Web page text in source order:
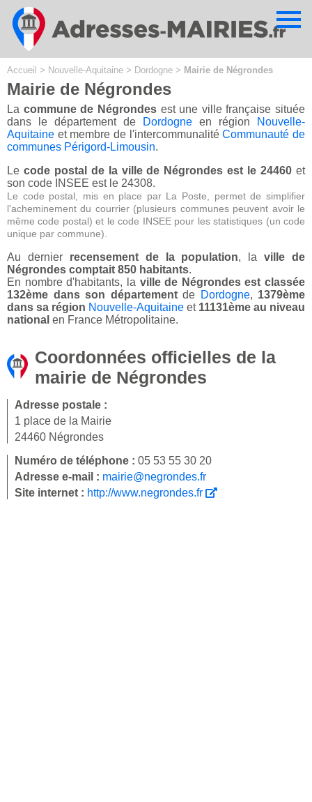
Accueil > Nouvelle-Aquitaine > Dordogne > Mairie de Négrondes
Mairie de Négrondes
La commune de Négrondesest une ville française située
dans le département de
Dordogne en région
Nouvelle-
Aquitaine et membre de l'intercommunalitéCommunauté de
communes Périgord-Limousin.
Le code postal de la ville de Négrondes est le 24460 et
son code INSEE est le 24308.
Le code postal, mis en place par La Poste, permet de simplifier
l'acheminement du courrier (plusieurs communes peuvent avoir le
même code postal) et le code INSEE pour les statistiques (un code
unique par commune).
Au dernier recensement de la population, laville de
Négrondes comptait 850 habitants.
En nombre d'habitants, la ville de Négrondes est classée
132ème dans son départementde Dordogne, 1379ème
dans sa région Nouvelle-Aquitaine et 11131ème au niveau
national en France Métropolitaine.
Coordonnées officielles de la
mairie de Négrondes
Adresse postale :
1 place de la Mairie
24460 Négrondes
Numéro de téléphone : 05 53 55 30 20
Adresse e-mail : mairie@negrondes.fr
Site internet : http://www.negrondes.fr
Cookies management panel